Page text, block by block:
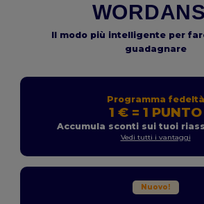
Il modo più intelligente per
guadagnare
Programma fedeltà
1 € = 1 PUNTO
Accumula sconti sui tuoi
Vedi tutti i vantaggi
Nuovo!